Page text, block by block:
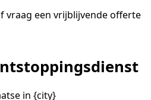
vraag een vrijblijvende offerte
in {city}